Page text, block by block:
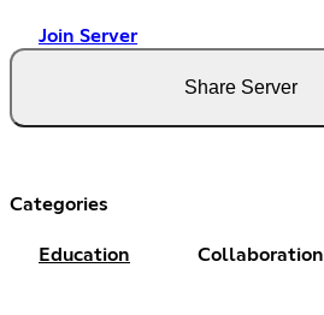
Join Server
Share Server
Categories
Education Collaboration